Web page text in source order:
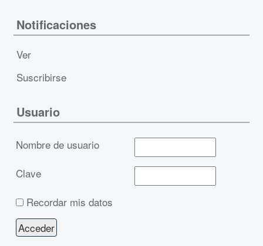
Notificaciones
Ver
Suscribirse
Usuario
Nombre de usuario
Clave
Recordar mis datos